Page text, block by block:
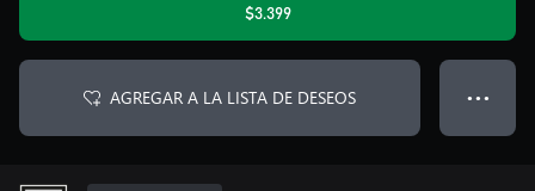
$3.399
AGREGAR A LA LISTA DE DESEOS ● ● ●